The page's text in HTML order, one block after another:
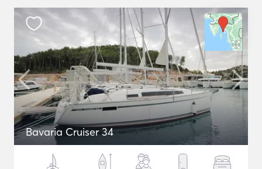
Bavaria Cruiser 34